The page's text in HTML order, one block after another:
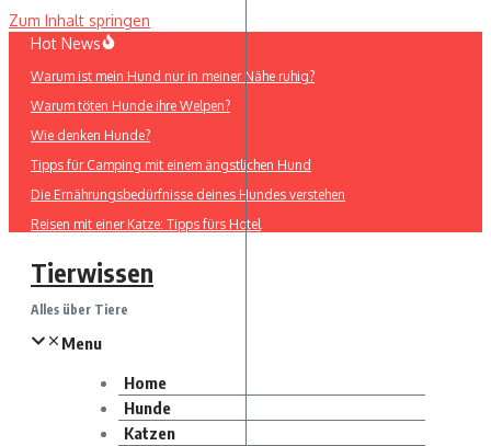
Zum Inhalt springen
Hot News
Warum ist mein Hund nur in meiner Nähe ruhig?
Warum töten Hunde ihre Welpen?
Wie denken Hunde?
Tipps für Camping mit einem ängstlichen Hund
Die Ernährungsbedürfnisse deines Hundes verstehen
Reisen mit einer Katze: Tipps fürs Hotel
Tierwissen
Alles über Tiere
Menu
Home
Hunde
Katzen